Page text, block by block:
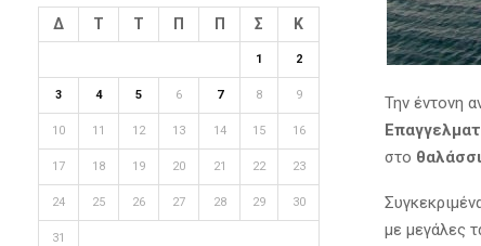
Την έντονη
στο
με μεγάλες
Δ Τ Τ Π Π Σ Κ
1 2
3 4 5 6 7 8 9
10 11 12 13 14 15 16
17 18 19 20 21 22 23
24 25 26 27 28 29 30
31